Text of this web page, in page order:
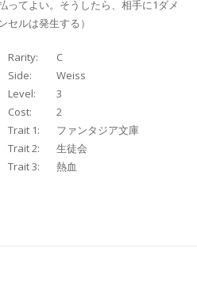
ってよい。そうしたら、相手に1ダメ
セルは発生する）
Rarity:
C
Side:
Weiss
Level:
3
Cost:
2
Trait 1:
ファンタジア文庫
Trait 2:
生徒会
Trait 3:
熱血